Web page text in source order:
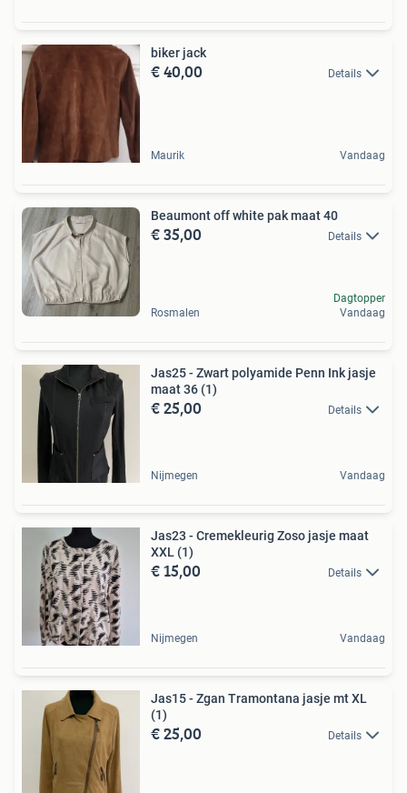
biker jack
€ 40,00 Details
Maurik Vandaag
Beaumont off white pak maat 40
€ 35,00 Details
Rosmalen
Dagtopper
Vandaag
Jas25 - Zwart polyamide Penn Ink jasje
maat 36 (1)
€ 25,00 Details
Nijmegen Vandaag
Jas23 - Cremekleurig Zoso jasje maat
XXL (1)
€ 15,00 Details
Nijmegen Vandaag
Jas15 - Zgan Tramontana jasje mt XL
(1)
€ 25,00 Details